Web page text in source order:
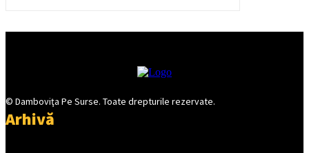
© Damboviţa Pe Surse. Toate drepturile rezervate.
Arhivă